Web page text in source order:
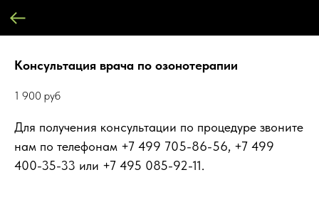
Консультация врача по озонотерапии
1 900 руб
Для получения консультации по процедуре звоните
нам по телефонам +7 499 705-86-56, +7 499
400-35-33 или +7 495 085-92-11.